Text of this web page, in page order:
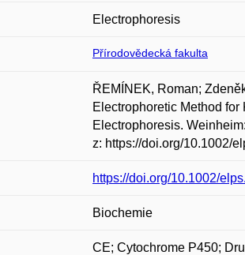
Electrophoresis
Přírodovědecká fakulta
ŘEMÍNEK, Roman;
Electrophoretic Method
Electrophoresis.
z: https://doi.org/10.1002/
https://doi.org/10.1002/
Biochemie
CE; Cytochrome P450;